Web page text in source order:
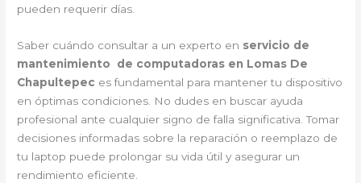
pueden requerir días.
Saber cuándo consultar a un experto en servicio de
mantenimiento de computadoras en Lomas De
Chapultepec es fundamental para mantener tu dispositivo
en óptimas condiciones. No dudes en buscar ayuda
profesional ante cualquier signo de falla significativa. Tomar
decisiones informadas sobre la reparación o reemplazo de
tu laptop puede prolongar su vida útil y asegurar un
rendimiento eficiente.